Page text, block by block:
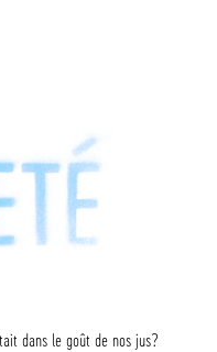
dans le goût de nos jus?